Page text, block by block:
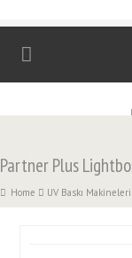
Partner Plus
Home UV Baskı Makineleri